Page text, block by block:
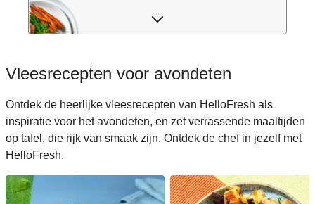
Italiaanse pastarecepten voor avondeten
Italiaanse recepten voor avondeten
Japanse recepten voor avondeten
Vleesrecepten voor avondeten
Ontdek de heerlijke vleesrecepten van HelloFresh als
inspiratie voor het avondeten, en zet verrassende maaltijden
op tafel, die rijk van smaak zijn. Ontdek de chef in jezelf met
HelloFresh.